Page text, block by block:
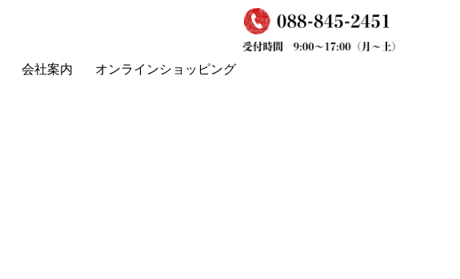
会社案内 オンラインショッピング